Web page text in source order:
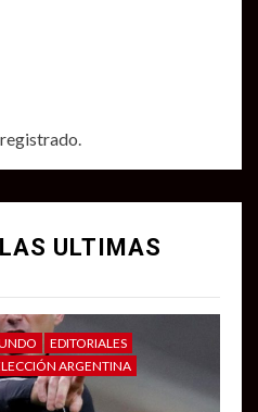
registrado.
ULTIMAS
EDITORIALES
ARGENTINA